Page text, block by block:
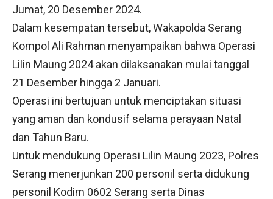
Jumat, 20 Desember 2024.
Dalam kesempatan tersebut, Wakapolda Serang
Kompol Ali Rahman menyampaikan bahwa Operasi
Lilin Maung 2024 akan dilaksanakan mulai tanggal
21 Desember hingga 2 Januari.
Operasi ini bertujuan untuk menciptakan situasi
yang aman dan kondusif selama perayaan Natal
dan Tahun Baru.
Untuk mendukung Operasi Lilin Maung 2023, Polres
Serang menerjunkan 200 personil serta didukung
personil Kodim 0602 Serang serta Dinas